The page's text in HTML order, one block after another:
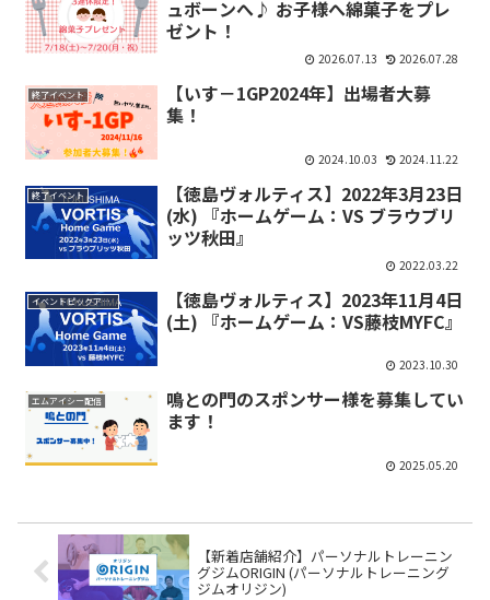
ュボーンへ♪ お子様へ綿菓子をプレ
ゼント！
2026.07.13 2026.07.28
終了イベント
【いす－1GP2024年】出場者大募
集！
2024.10.03 2024.11.22
終了イベント
【徳島ヴォルティス】2022年3月23日
(水) 『ホームゲーム：VS ブラウブリ
ッツ秋田』
2022.03.22
イベントピックアップ
【徳島ヴォルティス】2023年11月4日
(土) 『ホームゲーム：VS藤枝MYFC』
2023.10.30
エムアイシー配信
鳴との門のスポンサー様を募集してい
ます！
2025.05.20
【新着店舗紹介】パーソナルトレーニン
グジムORIGIN (パーソナルトレーニング
ジムオリジン)